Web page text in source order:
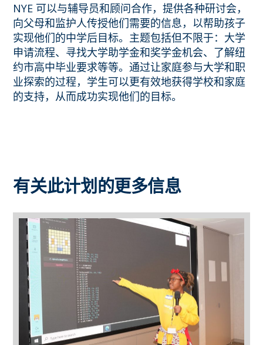
NYE 可以与辅导员和顾问合作，提供各种研讨会，
向父母和监护人传授他们需要的信息，以帮助孩子
实现他们的中学后目标。主题包括但不限于：大学
申请流程、寻找大学助学金和奖学金机会、了解纽
约市高中毕业要求等等。通过让家庭参与大学和职
业探索的过程，学生可以更有效地获得学校和家庭
的支持，从而成功实现他们的目标。
有关此计划的更多信息